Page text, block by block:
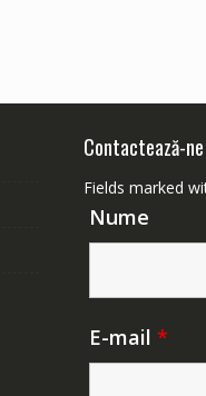
Contactează-ne
Fields marked
Nume
E-mail *